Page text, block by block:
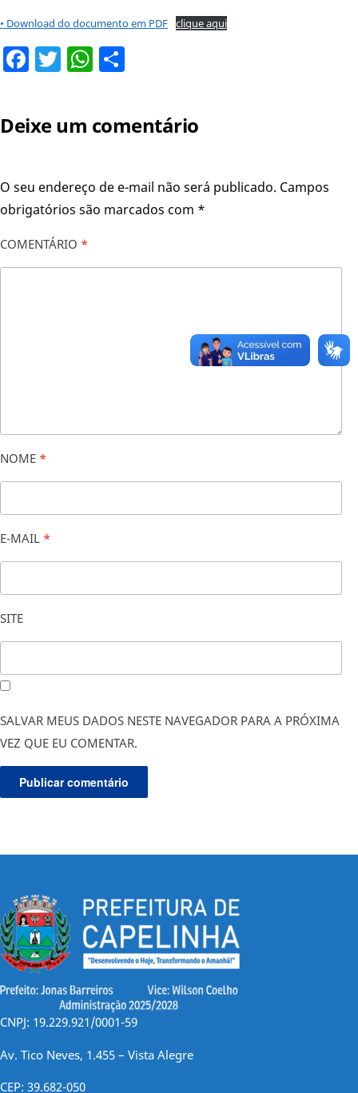
• Download do documento em PDF clique aqui
Facebook
TwitterWhatsApp
Deixe um comentário
O seu endereço de e-mail não será publicado. Campos
obrigatórios são marcados com *
COMENTÁRIO *
NOME *
E-MAIL *
SITE
SALVAR MEUS DADOS NESTE NAVEGADOR PARA A PRÓXIMA
VEZ QUE EU COMENTAR.
CNPJ: 19.229.921/0001-59
Av. Tico Neves, 1.455 – Vista Alegre
CEP: 39.682-050